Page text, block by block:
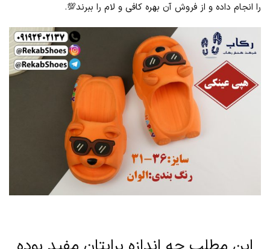
را انجام داده و از فروش آن بهره کافی و لام را ببرند💯.